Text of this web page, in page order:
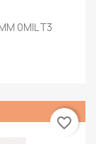
0MIL T3
favorite_border